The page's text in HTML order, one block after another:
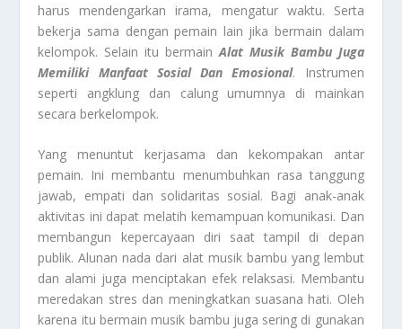
harus mendengarkan irama, mengatur waktu. Serta
bekerja sama dengan pemain lain jika bermain dalam
kelompok. Selain itu bermain Alat Musik Bambu Juga
Memiliki Manfaat Sosial Dan Emosional. Instrumen
seperti angklung dan calung umumnya di mainkan
secara berkelompok.
Yang menuntut kerjasama dan kekompakan antar
pemain. Ini membantu menumbuhkan rasa tanggung
jawab, empati dan solidaritas sosial. Bagi anak-anak
aktivitas ini dapat melatih kemampuan komunikasi. Dan
membangun kepercayaan diri saat tampil di depan
publik. Alunan nada dari alat musik bambu yang lembut
dan alami juga menciptakan efek relaksasi. Membantu
meredakan stres dan meningkatkan suasana hati. Oleh
karena itu bermain musik bambu juga sering di gunakan